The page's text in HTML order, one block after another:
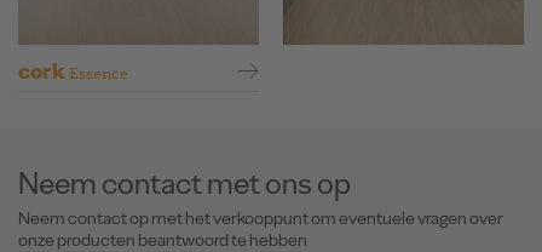
cork Essence
Neem contact met ons op
Neem contact op met het verkooppunt om eventuele vragen over
onze producten beantwoord te hebben